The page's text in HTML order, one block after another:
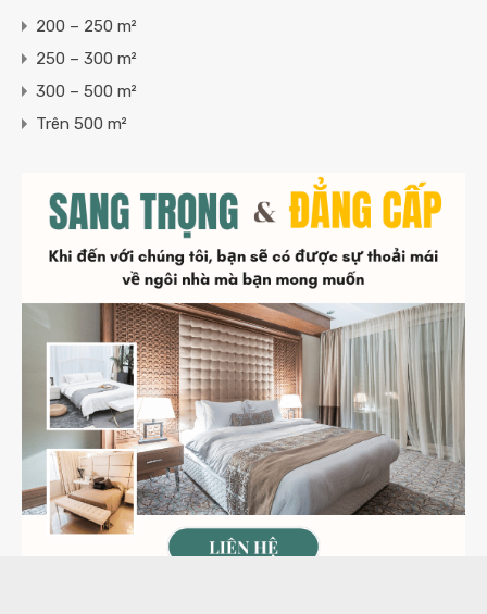
200 – 250 m²
250 – 300 m²
300 – 500 m²
Trên 500 m²